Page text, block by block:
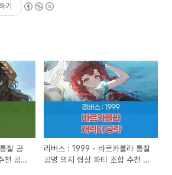
기
찰 공
천 공략
리버스 : 1999 - 바르카롤라 통찰
공명 의지 형상 파티 조합 추천 공